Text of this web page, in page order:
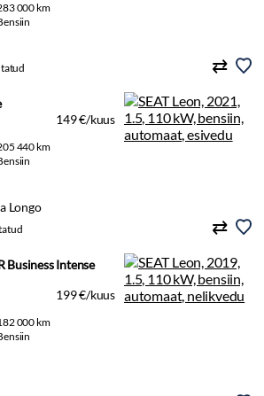
000 km
149 €/kuus
440 km
Longo
Business Intense
199 €/kuus
000 km